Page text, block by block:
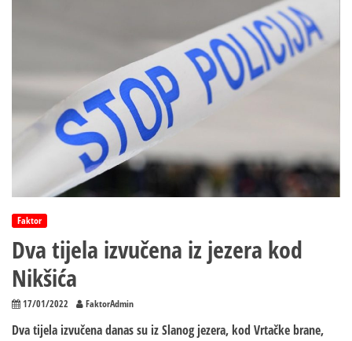
pored
Las
Vegasa:
Voda
počela
povlači,
ostala
Faktor
Dva tijela izvučena iz jezera kod
Nikšića
17/01/2022 FaktorAdmin
Dva tijela izvučena danas su iz Slanog jezera, kod Vrtačke brane,